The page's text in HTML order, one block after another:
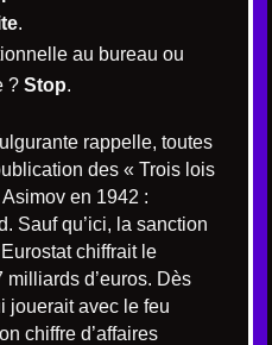
.
au bureau ou
? Stop.
rappelle, toutes
des « Trois lois
en 1942 :
Sauf qu’ici, la sanction
chiffrait le
milliards d’euros. Dès
jouerait avec le feu
chiffre d’affaires